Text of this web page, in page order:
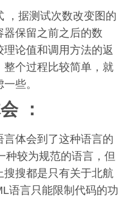
，据测试次数改变图的
保留之前之后的数
论值和调用方法的返
整个过程比较简单，就
些。
：
体会到了这种语言的
种较为规范的语言，但
搜都是只有关于北航
语言只能限制代码的功